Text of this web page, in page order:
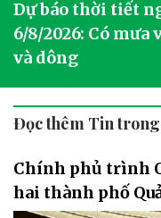
Dự báo thời tiết
6/8/2026: Có mưa
và dông
Đọc thêm Tin
Chính phủ trình
hai thành phố